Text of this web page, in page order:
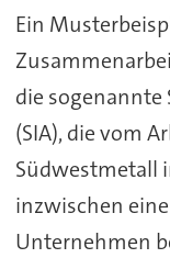
Ein
die sogenannte
(SIA), die vom
Südwestmetall
inzwischen
Unternehmen